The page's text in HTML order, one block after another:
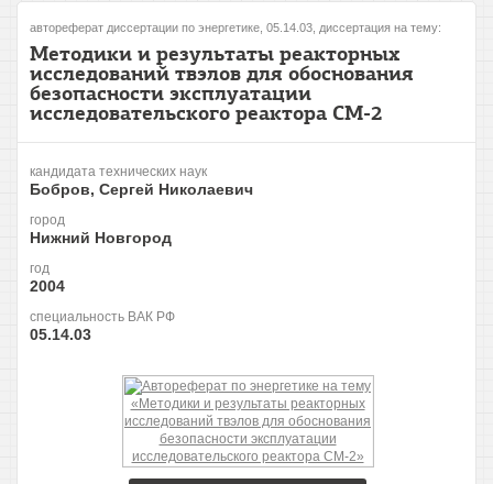
автореферат диссертации по энергетике, 05.14.03, диссертация на тему:
Методики и результаты реакторных
исследований твэлов для обоснования
безопасности эксплуатации
исследовательского реактора СМ-2
кандидата технических наук
Бобров, Сергей Николаевич
город
Нижний Новгород
год
2004
специальность ВАК РФ
05.14.03